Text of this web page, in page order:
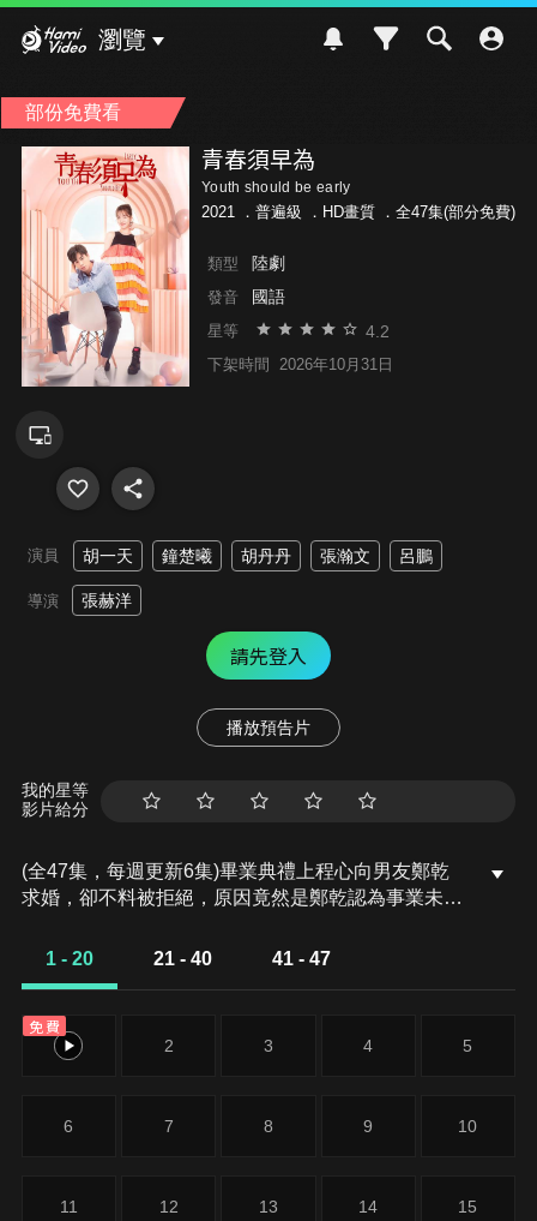
瀏覽
部份免費看
青春須早為
Youth should be early
2021 ． 普遍級 ．HD畫質 ．全47集(部分免費)
類型 陸劇
發音 國語
星等 4.2
下架時間 2026年10月31日
演員 胡一天 鐘楚曦 胡丹丹 張瀚文 呂鵬
導演 張赫洋
請先登入
播放預告片
我的星等
影片給分
(全47集，每週更新6集)畢業典禮上程心向男友鄭乾
求婚，卻不料被拒絕，原因竟然是鄭乾認為事業未
安排，加入了浩瀚的求職大軍，卻屢屢受挫。程心只
飛，最終事發，鄭乾簡歷造假的醜聞曝光，事業風生
水起的鄭乾毅然辭職離開。辭職後，鄭乾和鐵哥們孔
人喜迎人生新高峰時，一場巨大危機也潛伏而至——
上的勝利，鄭乾和程心也有情人終成眷屬 。
1 - 20 21 - 40 41 - 47
免費
1 2 3 4 5
6 7 8 9 10
11 12 13 14 15